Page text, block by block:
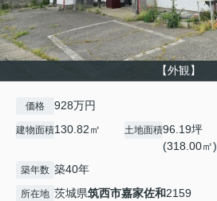
【外観】
価格 928万円
建物面積130.82㎡ 土地面積96.19坪
(318.00㎡)
築年数 築40年
所在地 茨城県筑西市嘉家佐和2159